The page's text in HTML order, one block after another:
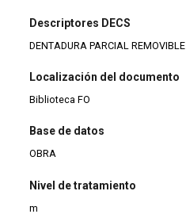
Descriptores DECS
DENTADURA PARCIAL REMOVIBLE
Localización del documento
Biblioteca FO
Base de datos
OBRA
Nivel de tratamiento
m